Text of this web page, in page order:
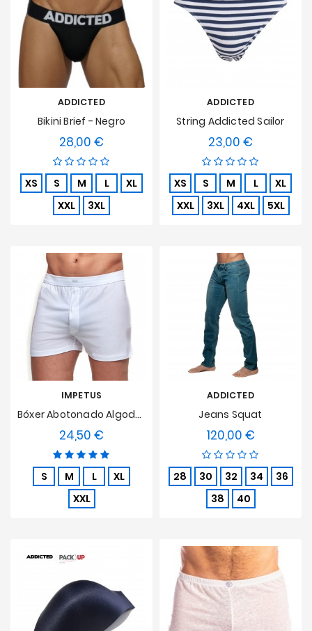
ADDICTED
Bikini Brief - Negro
28,00 €
XS S M L
XL
XXL
3XL
ADDICTED
String Addicted Sailor
23,00 €
XS S M L
XL
XXL
3XL 4XL 5XL
IMPETUS
Bóxer Abotonado Algodón Puro - Blanco
24,50 €
S M L
XL
XXL
ADDICTED
Jeans Squat
120,00 €
28 30 32 34
36
38
40